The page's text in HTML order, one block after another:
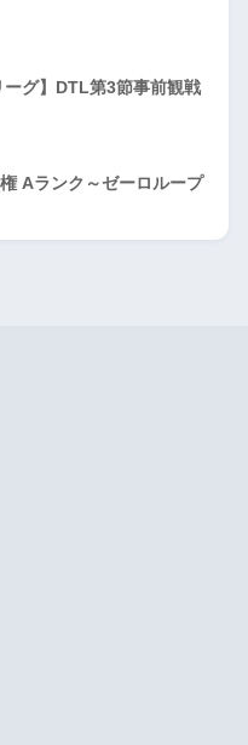
ーグ】DTL第3節事前観戦
Aランク～ゼーロループ